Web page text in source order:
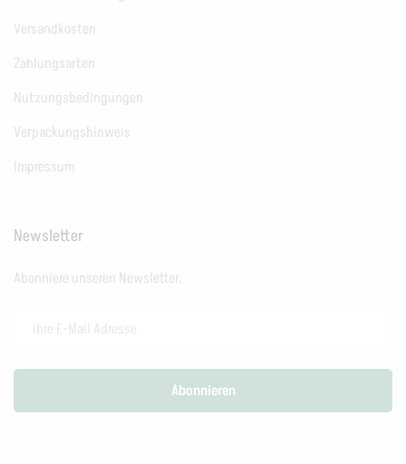
Versandkosten
Zahlungsarten
Nutzungsbedingungen
Verpackungshinweis
Impressum
Newsletter
Abonniere unseren Newsletter.